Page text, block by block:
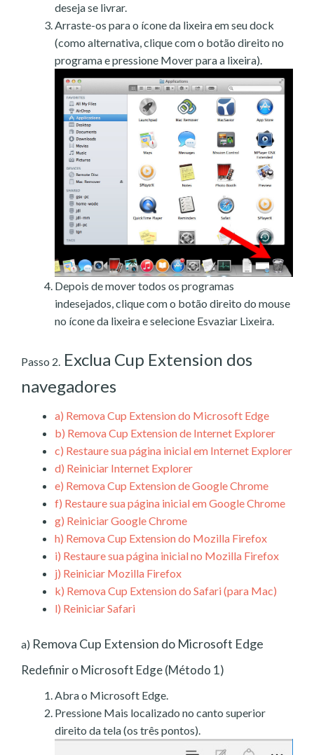
deseja se livrar.
Arraste-os para o ícone da lixeira em seu dock
(como alternativa, clique com o botão direito no
programa e pressione Mover para a lixeira).
Depois de mover todos os programas
indesejados, clique com o botão direito do mouse
no ícone da lixeira e selecione Esvaziar Lixeira.
Passo 2. Exclua Cup Extension dos
navegadores
a) Remova Cup Extension do Microsoft Edge
b) Remova Cup Extension de Internet Explorer
c) Restaure sua página inicial em Internet Explorer
d) Reiniciar Internet Explorer
e) Remova Cup Extension de Google Chrome
f) Restaure sua página inicial em Google Chrome
g) Reiniciar Google Chrome
h) Remova Cup Extension do Mozilla Firefox
i) Restaure sua página inicial no Mozilla Firefox
j) Reiniciar Mozilla Firefox
k) Remova Cup Extension do Safari (para Mac)
l) Reiniciar Safari
a) Remova Cup Extension do Microsoft Edge
Redefinir o Microsoft Edge (Método 1)
Abra o Microsoft Edge.
Pressione Mais localizado no canto superior
direito da tela (os três pontos).